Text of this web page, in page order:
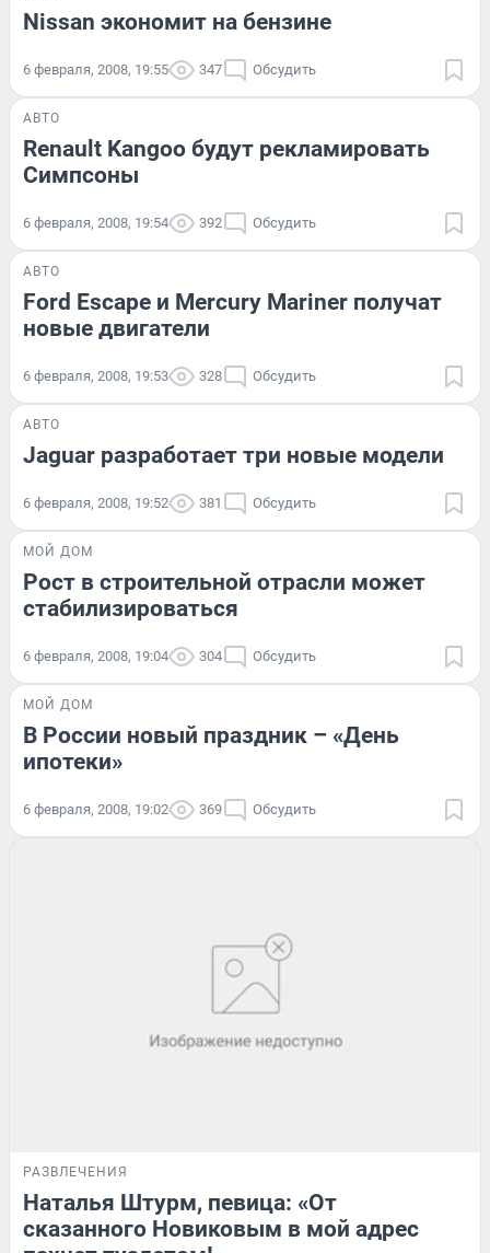
Nissan экономит на бензине
6 февраля, 2008, 19:55 347 Обсудить
АВТО
Renault Kangoo будут рекламировать
Симпсоны
6 февраля, 2008, 19:54 392 Обсудить
АВТО
Ford Escape и Mercury Mariner получат
новые двигатели
6 февраля, 2008, 19:53 328 Обсудить
АВТО
Jaguar разработает три новые модели
6 февраля, 2008, 19:52 381 Обсудить
МОЙ ДОМ
Рост в строительной отрасли может
стабилизироваться
6 февраля, 2008, 19:04 304 Обсудить
МОЙ ДОМ
В России новый праздник – «День
ипотеки»
6 февраля, 2008, 19:02 369 Обсудить
РАЗВЛЕЧЕНИЯ
Наталья Штурм, певица: «От
сказанного Новиковым в мой адрес